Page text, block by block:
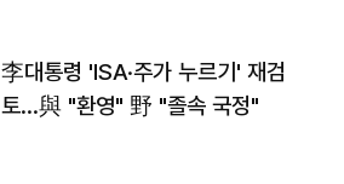
李대통령 'ISA·주가 누르기' 재검
토…與 "환영" 野 "졸속 국정"